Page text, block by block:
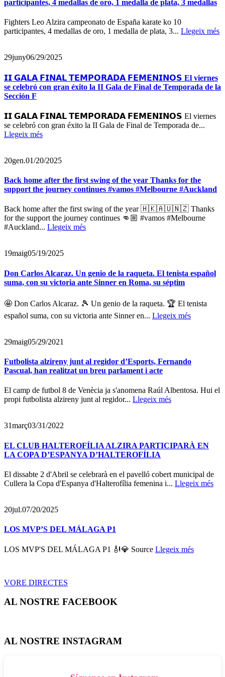
participantes, 4 medallas de oro, 1 medalla de plata, 3 medallas
Fighters Leo Alzira campeonato de España karate ko 10
participantes, 4 medallas de oro, 1 medalla de plata, 3... Llegeix més
29juny06/29/2025
𝗜𝗜 𝗚𝗔𝗟𝗔 𝗙𝗜𝗡𝗔𝗟 𝗧𝗘𝗠𝗣𝗢𝗥𝗔𝗗𝗔 𝗙𝗘𝗠𝗘𝗡𝗜𝗡𝗢𝗦 El viernes
se celebró con gran éxito la II Gala de Final de Temporada de la
Sección F
𝗜𝗜 𝗚𝗔𝗟𝗔 𝗙𝗜𝗡𝗔𝗟 𝗧𝗘𝗠𝗣𝗢𝗥𝗔𝗗𝗔 𝗙𝗘𝗠𝗘𝗡𝗜𝗡𝗢𝗦 El viernes
se celebró con gran éxito la II Gala de Final de Temporada de...
Llegeix més
20gen.01/20/2025
Back home after the first swing of the year Thanks for the
support the journey continues #vamos #Melbourne #Auckland
Back home after the first swing of the year 🇭🇰🇦🇺🇳🇿 Thanks
for the support the journey continues 👊🏼 #vamos #Melbourne
#Auckland... Llegeix més
19maig05/19/2025
Don Carlos Alcaraz. Un genio de la raqueta. El tenista español
suma, con su victoria ante Sinner en Roma, su séptim
🤩 Don Carlos Alcaraz. 🎾 Un genio de la raqueta. 🏆 El tenista
español suma, con su victoria ante Sinner en... Llegeix més
29maig05/29/2021
Futbolista alzireny junt al regidor d’Esports, Fernando
Pascual, han realitzat un breu parlament i acte
El camp de futbol 8 de Venècia ja s'anomena Raúl Albentosa. Hui el
propi futbolista alzireny junt al regidor... Llegeix més
31març03/31/2022
EL CLUB HALTEROFÍLIA ALZIRA PARTICIPARÀ EN
LA COPA D’ESPANYA D’HALTEROFÍLIA
El dissabte 2 d'Abril se celebrarà en el pavelló cobert municipal de
Cullera la Copa d'Espanya d'Halterofília femenina i... Llegeix més
20jul.07/20/2025
LOS MVP’S DEL MÁLAGA P1
LOS MVP'S DEL MÁLAGA P1 🎻💎 Source Llegeix més
VORE DIRECTES
AL NOSTRE FACEBOOK
AL NOSTRE INSTAGRAM